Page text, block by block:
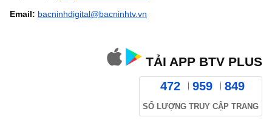
Email: bacninhdigital@bacninhtv.vn
TẢI APP BTV PLUS
472 959 849
SỐ LƯỢNG TRUY CẬP TRANG